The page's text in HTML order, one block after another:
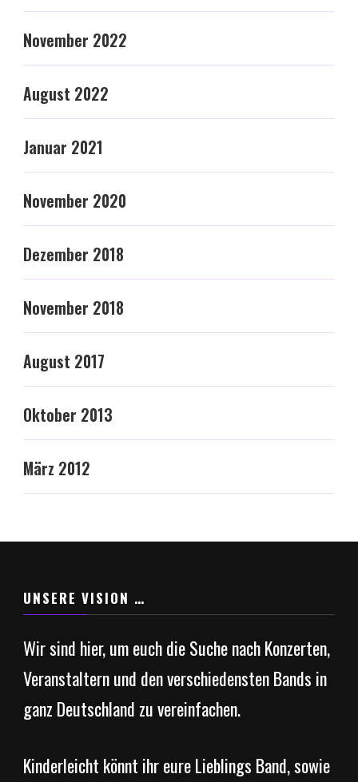
November 2022
August 2022
Januar 2021
November 2020
Dezember 2018
November 2018
August 2017
Oktober 2013
März 2012
UNSERE VISION …
Wir sind hier, um euch die Suche nach Konzerten,
Veranstaltern und den verschiedensten Bands in
ganz Deutschland zu vereinfachen.
Kinderleicht könnt ihr eure Lieblings Band, sowie